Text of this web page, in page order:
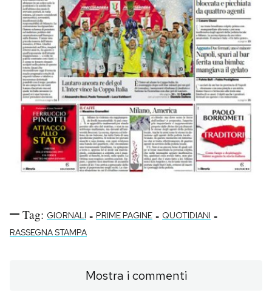
Tag: GIORNALI - PRIME PAGINE - QUOTIDIANI -
RASSEGNA STAMPA
Mostra i commenti